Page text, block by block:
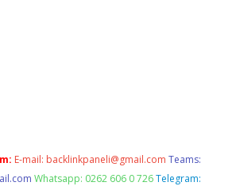
E-mail: backlinkpaneli@gmail.com Teams:
Whatsapp: 0262 606 0 726 Telegram: